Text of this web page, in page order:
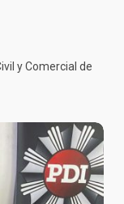
y Comercial de